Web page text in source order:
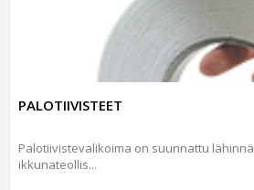
PALOTIIVISTEET
Palotiivistevalikoima on suunnattu
ikkunateollis...